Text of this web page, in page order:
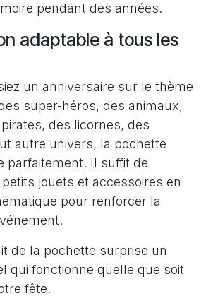
pendant des années.
adaptable à tous les
un anniversaire sur le thème
super-héros, des animaux,
des licornes, des
autre univers, la pochette
parfaitement. Il suffit de
jouets et accessoires en
pour renforcer la
de la pochette surprise un
qui fonctionne quelle que soit
fête.